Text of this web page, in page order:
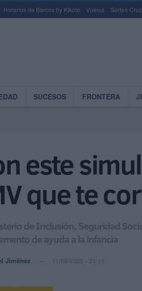
Horarios de Barcos by Kikoto Vuelos Sorteo
SUCESOS FRONTERA
este
que te
de Inclusión, Seguridad
de ayuda a la infancia
Jiménez 11/08/2025 - 21:11